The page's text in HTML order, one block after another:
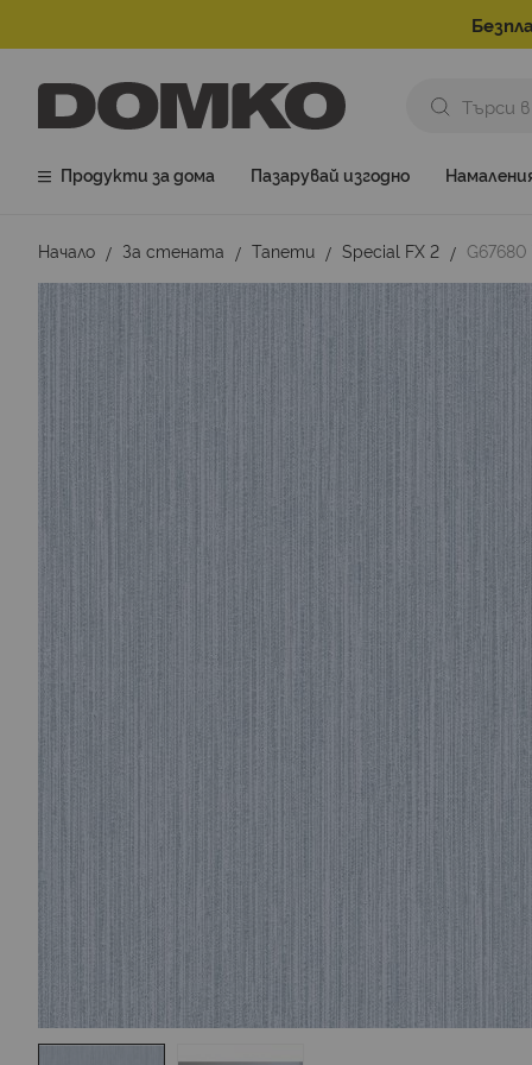
Продукти за дома Пазарувай изгодно
Начало За стената Тапети Special FX 2
Преминете
края
изображенията